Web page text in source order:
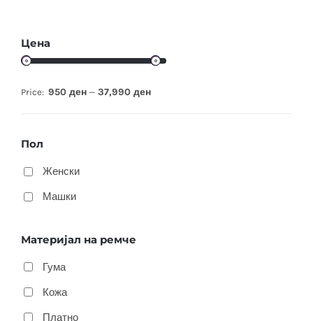
Цена
Price: 950 ден — 37,990 ден
Пол
Женски
Машки
Материјал на ремче
Гума
Кожа
Платно